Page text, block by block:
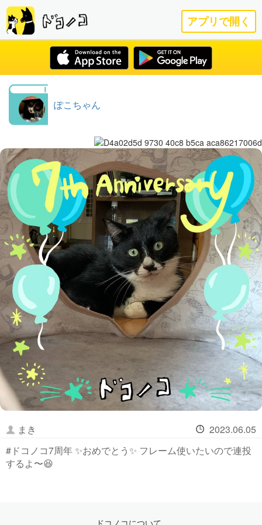
アプリで開く
ぽこちゃん
まき
2023.06.05
#ドコノコ7周年 ✨おめでとう✨ フレーム使いたいので連投
するよ〜😆